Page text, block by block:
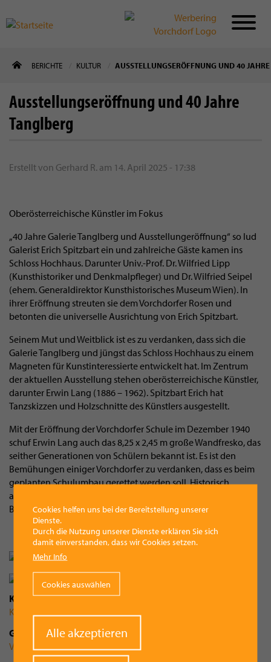
zum
BERICHTE KULTUR AUSSTELLUNGSERÖFFNUNG UND 40
Ausstellungseröffnung und 40 Jahre
Tanglberg
Erstellt von Gerhard R. am 14. April 2025 - 17:38
Oberösterreichische Künstler im Fokus
„40 Jahre Galerie Tanglberg und Ausstellungeröffnung“ so lud
Galerist Erich Spitzbart ein und zahlreiche Gäste kamen ins
Schloss Hochhaus. Darunter Univ.-Prof. Dr. Wilfried Lipp
(Kunsthistoriker und Denkmalpfleger) und Dr. Wilfried Seipel
(ehem. Generaldirektor Kunsthistorisches Museum Wien). In
ihrer Eröffnung streuten sie dem Vorchdorfer Rosen und
betonten die universelle Ausrichtung von Erich Spitzbart.
Seinem Mut und Weitblick ist es zu verdanken, dass sich die
Galerie Tanglberg und jüngst das Schloss Hochhaus zu einem
Magneten für Kunstinteressierte entwickelt hat. Im Zentrum
der aktuellen Ausstellung stehen oberösterreichische Künstler,
darunter Erwin Lang (1886 – 1962). Spitzbart Erich hat
Tanzskizzen und Holzschnitte des Künstlers ausgestellt.
Mit der Eröffnung der Vorchdorfer Schule im Dezember 1940
schuf Erwin Lang auch das 8,25 x 2,45 m große Wandfresko, das
seither Generationen von Schülern bekannt ist. Es ist den
Bemühungen einiger Vorchdorfer zu verdanken, dass es beim
geplanten Schulumbau gerettet werden soll. Historisch
aufgearbeitet wird die Geschichte von Erwin Lang gerade von
Bruno Schernhammer.
Kategorie
Kultur
Gemeinde
Vorchdorf
Cookies helfen uns bei der Bereitstellung unserer
Dienste.
Durch die Nutzung unserer Dienste erklären Sie sich
damit einverstanden, dass wir Cookies setzen.
Mehr Info
Cookies auswählen
Alle akzeptieren